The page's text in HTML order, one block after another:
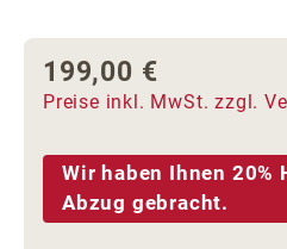
Regulärer Preis:
199,00 €
Preise inkl. MwSt. zzgl.
Wir haben Ihnen
Abzug gebracht.